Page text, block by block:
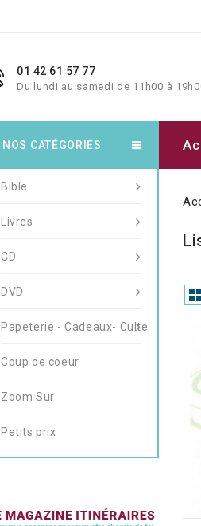
01 42 61 57 77
Du lundi au samedi de 11h00 à
NOS CATÉGORIES
Bible
Livres
CD
DVD
Papeterie - Cadeaux- Culte
Coup de coeur
Zoom Sur
Petits prix